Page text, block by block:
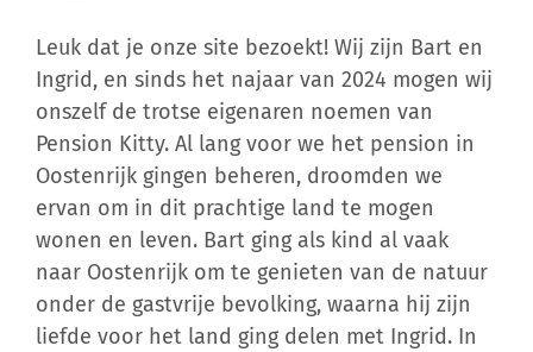
Leuk dat je onze site bezoekt! Wij zijn Bart en
Ingrid, en sinds het najaar van 2024 mogen wij
onszelf de trotse eigenaren noemen van
Pension Kitty. Al lang voor we het pension in
Oostenrijk gingen beheren, droomden we
ervan om in dit prachtige land te mogen
wonen en leven. Bart ging als kind al vaak
naar Oostenrijk om te genieten van de natuur
onder de gastvrije bevolking, waarna hij zijn
liefde voor het land ging delen met Ingrid. In